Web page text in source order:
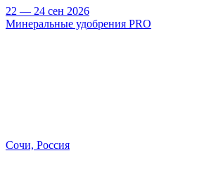
22 — 24 сен 2026
Минеральные удобрения PRO
Сочи, Россия